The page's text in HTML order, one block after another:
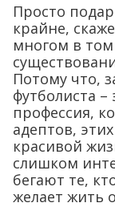
Просто
крайне,
многом в
Потому что,
футболиста
профессия,
адептов,
красивой
слишком
бегают те,
желает жить